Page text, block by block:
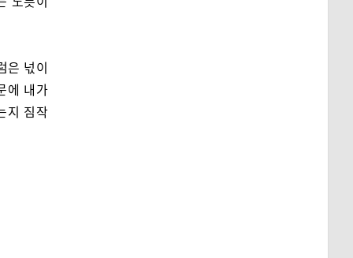
은 넋이
에 내가
지 짐작